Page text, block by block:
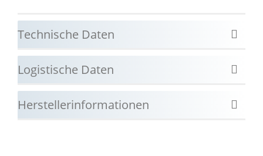
Technische Daten
Logistische Daten
Herstellerinformationen